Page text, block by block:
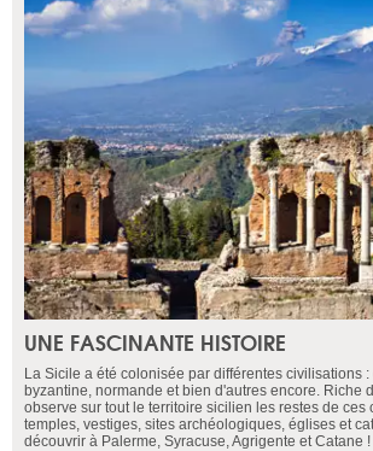
UNE FASCINANTE HISTOIRE
La Sicile a été colonisée par différentes civilisations
byzantine, normande et bien d'autres encore. Riche
observe sur tout le territoire sicilien les restes de ces
temples, vestiges, sites archéologiques, églises et
découvrir à Palerme, Syracuse, Agrigente et Catane !